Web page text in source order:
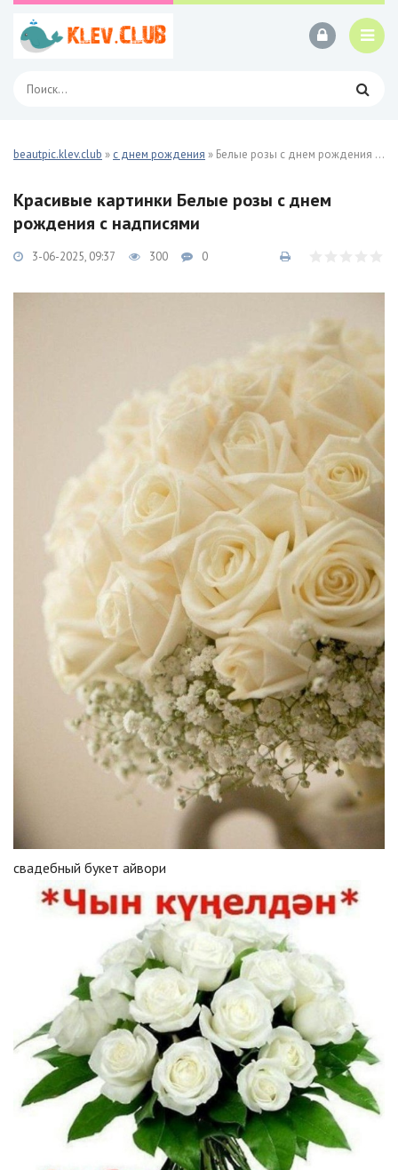
beautpic.klev.club » с днем рождения » Белые розы с днем рождения 58 фото
Красивые картинки Белые розы с днем
рождения с надписями
3-06-2025, 09:37 300 0
свадебный букет айвори